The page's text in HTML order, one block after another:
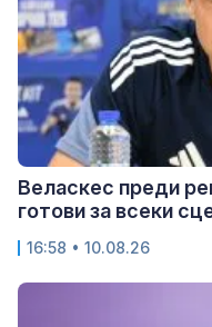
Веласкес преди
готови за всеки
16:58 • 10.08.26